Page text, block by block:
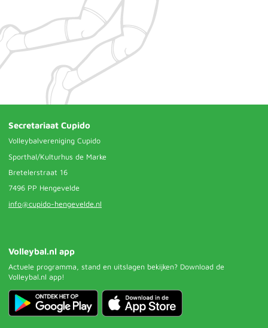
Secretariaat Cupido
Volleybalvereniging Cupido
Sporthal/Kulturhus de Marke
Bretelerstraat 16
7496 PP Hengevelde
info@cupido-hengevelde.nl
Volleybal.nl app
Actuele programma, stand en uitslagen bekijken? Download de
Volleybal.nl app!